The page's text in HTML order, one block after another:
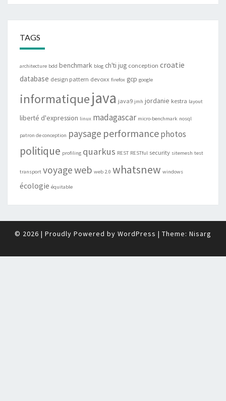
TAGS
architecture bdd benchmark blog ch'ti jug conception croatie
database design pattern devoxx firefox gcp google
informatiquejava java9 jmh jordanie kestra layout
liberté d'expression linux madagascar micro-benchmark nosql
patron de conception paysage performancephotos
politique profiling quarkus REST RESTful security sitemesh test
transport voyageweb web 2.0 whatsnew windows
écologie équitable
© 2026 | Proudly Powered by WordPress | Theme: Nisarg